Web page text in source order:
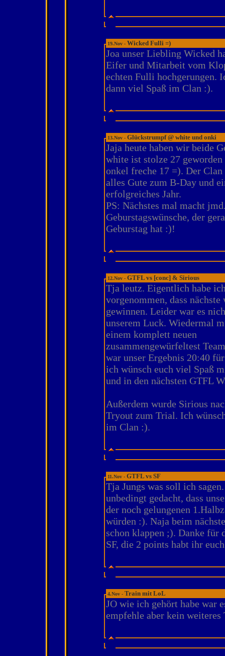
19.Nov - Wicked Fulli =)
Joa unser Liebling Wicked
Eifer und Mitarbeit vom
echten Fulli hochgerungen.
dann viel Spaß im Clan :).
13.Nov - Glückstrumpf @ white und onki
Jaja heute haben wir beide
white ist stolze 27 geworden
onkel freche 17 =). Der Clan
alles Gute zum B-Day und
erfolgreiches Jahr.
PS: Nächstes mal macht
Geburstagswünsche, der
Geburstag hat :)!
12.Nov - GTFL vs [conc] & Sirious
Tja leutz. Eigentlich habe
vorgenommen, dass nächste
gewinnen. Leider war es
unserem Luck. Wiedermal
einem komplett neuen
zusammengewürfeltest
war unser Ergebnis 20:40
ich wünsch euch viel Spaß
und in den nächsten GTFL
Außerdem wurde Sirious
Tryout zum Trial. Ich
im Clan :).
11.Nov - GTFL vs SF
Tja Jungs was soll ich
unbedingt gedacht, dass
der noch gelungenen
würden :). Naja beim
schon klappen ;). Danke für
SF, die 2 points habt ihr
4.Nov - Train mit LoL
JO wie ich gehört habe war
empfehle aber kein weiteres